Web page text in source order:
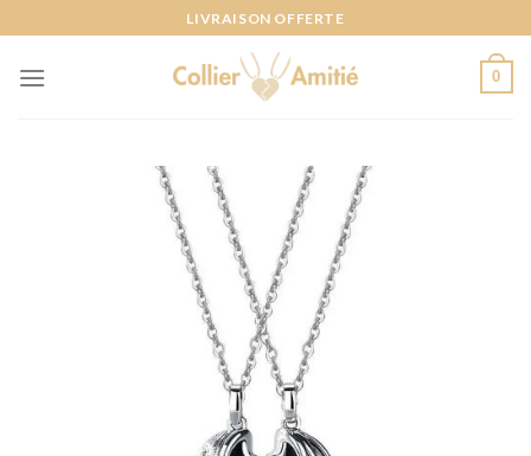
au
contenu
LIVRAISON OFFERTE
0